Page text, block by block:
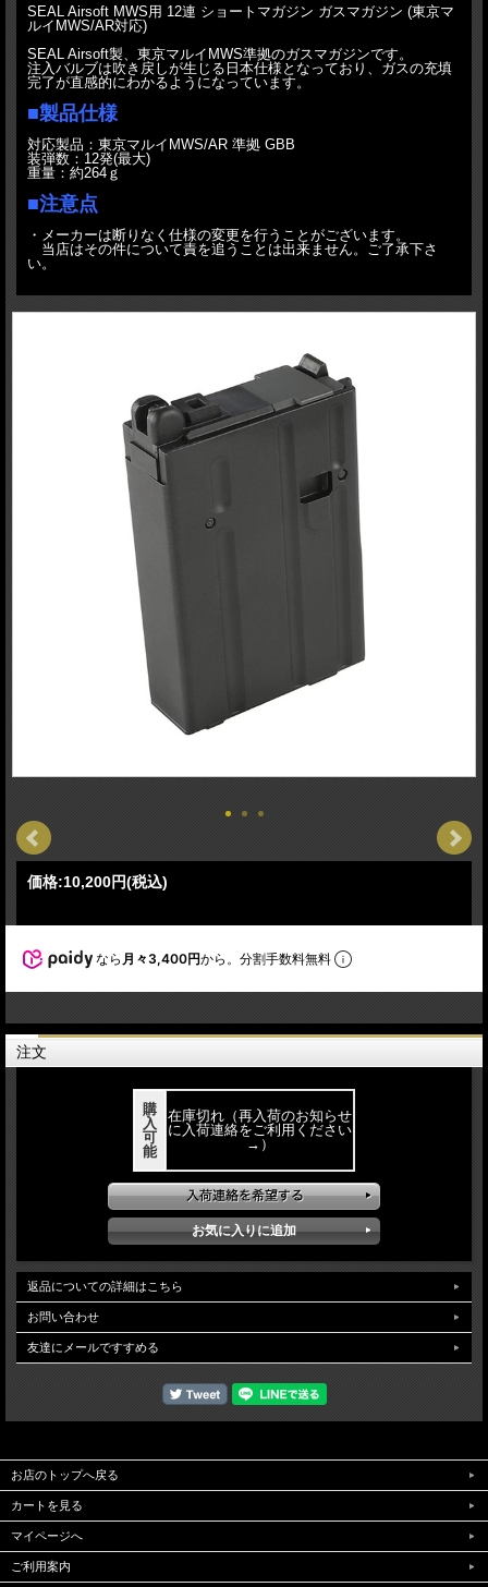
SEAL Airsoft MWS用 12連 ショートマガジン ガスマガジン (東京マ
ルイMWS/AR対応)
SEAL Airsoft製、東京マルイMWS準拠のガスマガジンです。
注入バルブは吹き戻しが生じる日本仕様となっており、ガスの充填
完了が直感的にわかるようになっています。
■製品仕様
対応製品：東京マルイMWS/AR 準拠 GBB
装弾数：12発(最大)
重量：約264ｇ
■注意点
・メーカーは断りなく仕様の変更を行うことがございます。
当店はその件について責を追うことは出来ません。ご了承下さ
い。
価格:10,200円(税込)
なら 月々3,400円から。分割手数料無料
注文
購
入
可
能
在庫切れ（再入荷のお知らせ
に入荷連絡をご利用ください
→）
返品についての詳細はこちら
お問い合わせ
友達にメールですすめる
お店のトップへ戻る
カートを見る
マイページへ
ご利用案内